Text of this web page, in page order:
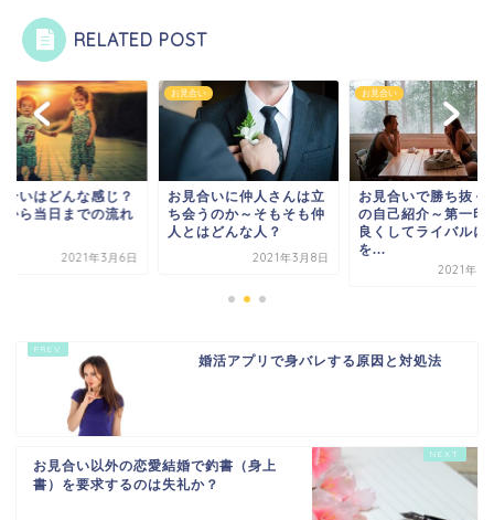
RELATED POST
合いはどんな感じ？
から当日までの流れ
2021年3月6日
お見合い
お見合いに仲人さんは立
ち会うのか～そもそも仲
人とはどんな人？
2021年3月8日
お見合い
お見合いで勝ち抜く
の自己紹介～第一印
良くしてライバルに
を...
2021年5
婚活アプリで身バレする原因と対処法
お見合い以外の恋愛結婚で釣書（身上
書）を要求するのは失礼か？